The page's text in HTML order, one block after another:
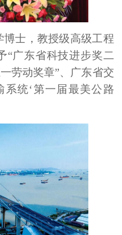
士，教授级高级工程
“广东省科技进步奖二
劳动奖章”、广东省交
统‘第一届最美公路